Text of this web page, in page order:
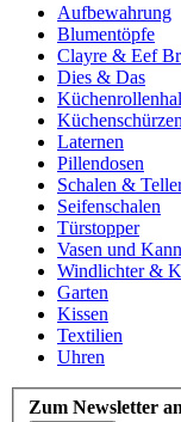
Aufbewahrung
Blumentöpfe
Clayre & Eef
Dies & Das
Küchenschürzen
Laternen
Pillendosen
Schalen &
Seifenschalen
Türstopper
Vasen und
Windlichter &
Garten
Kissen
Textilien
Uhren
Zum Newsletter